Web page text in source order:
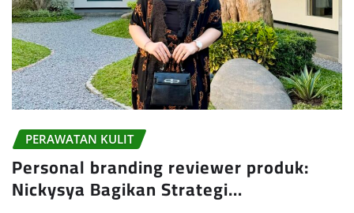
PERAWATAN KULIT
Personal branding reviewer produk:
Nickysya Bagikan Strategi…